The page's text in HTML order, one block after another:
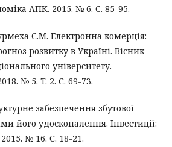
АПК. 2015. № 6. С. 85-95.
Є.М. Електронна комерція:
розвитку в Україні. Вісник
університету.
№ 5. T. 2. С. 69-73.
забезпечення збутової
його удосконалення. Інвестиції:
№ 16. С. 18-21.